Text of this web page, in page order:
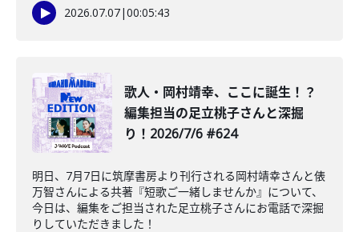
2026.07.07|00:05:43
️歌人・岡村靖幸、ここに誕生！？
編集担当の足立桃子さんと深掘
り！2026/7/6 #624
明日、7月7日に筑摩書房より刊行される岡村靖幸さんと俵
万智さんによる共著『短歌ご一緒しませんか』について、
今日は、編集をご担当された足立桃子さんにお電話で深掘
りしていただきました！